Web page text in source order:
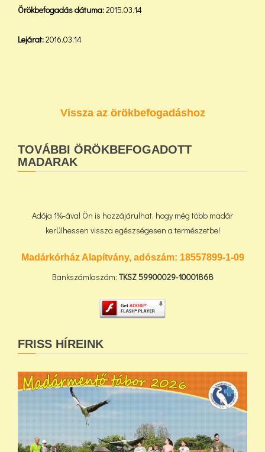
Örökbefogadás dátuma:2015.03.14
Lejárat:2016.03.14
Vissza az örökbefogadáshoz
TOVÁBBI ÖRÖKBEFOGADOTT
MADARAK
Adója 1%-ával Ön is hozzájárulhat, hogy még több madár
kerülhessen vissza egészségesen a természetbe!
Madárkórház Alapítvány, adószám: 18557899-1-09
Bankszámlaszám: TKSZ59900029-10001868
FRISS HÍREINK